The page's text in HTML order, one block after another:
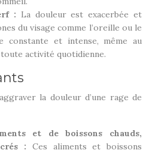
: La douleur est exacerbée et
du visage comme l’oreille ou le
constante et intense, même au
activité quotidienne.
la douleur d’une rage de
et de boissons chauds,
: Ces aliments et boissons